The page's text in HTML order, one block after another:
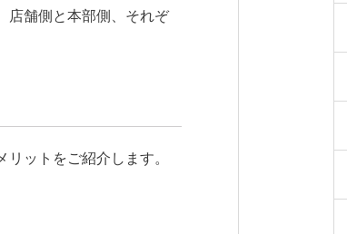
店舗側と本部側、それぞ
ットをご紹介します。